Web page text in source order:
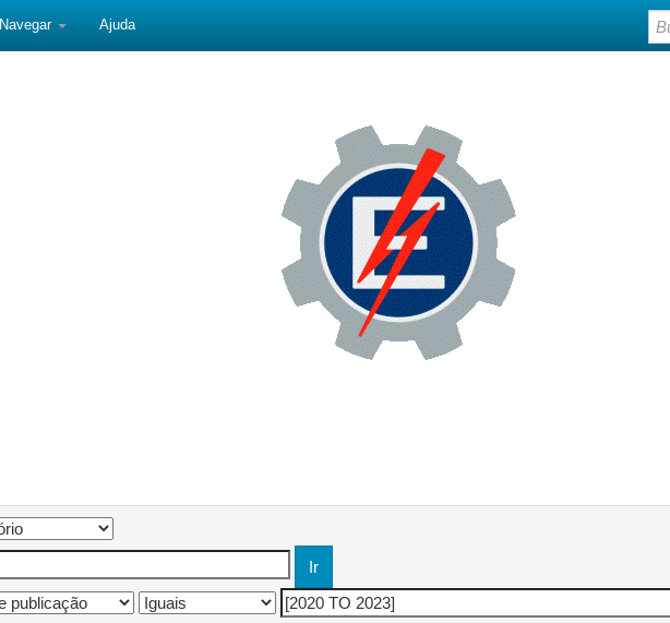
Navegar Ajuda